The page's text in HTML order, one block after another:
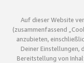
Auf dieser Website
(zusammenfassend
anzubieten,
Deiner Einstellungen,
Bereitstellung von